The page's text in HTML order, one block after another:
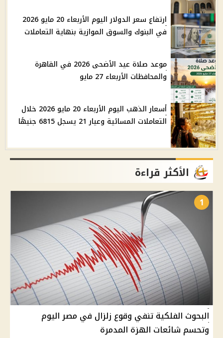
ارتفاع سعر الدولار اليوم الأربعاء 20 مايو 2026
في البنوك والسوق الموازية بنهاية التعاملات
موعد صلاة عيد الأضحى 2026 في القاهرة
والمحافظات الأربعاء 27 مايو
أسعار الذهب اليوم الأربعاء 20 مايو 2026 خلال
التعاملات المسائية وعيار 21 يسجل 6815 جنيهًا
الأكثر قراءة
1
البحوث الفلكية تنفي وقوع زلزال في مصر اليوم
وتحسم شائعات الهزة المدمرة